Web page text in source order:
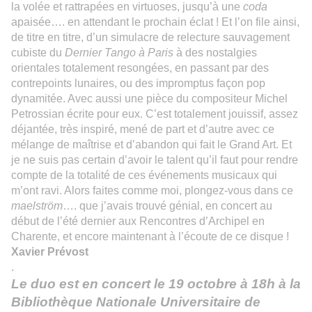
la volée et rattrapées en virtuoses, jusqu’à une coda
apaisée…. en attendant le prochain éclat ! Et l’on file ainsi,
de titre en titre, d’un simulacre de relecture sauvagement
cubiste du Dernier Tango à Paris à des nostalgies
orientales totalement resongées, en passant par des
contrepoints lunaires, ou des impromptus façon pop
dynamitée. Avec aussi une pièce du compositeur Michel
Petrossian écrite pour eux. C’est totalement jouissif, assez
déjantée, très inspiré, mené de part et d’autre avec ce
mélange de maîtrise et d’abandon qui fait le Grand Art. Et
je ne suis pas certain d’avoir le talent qu’il faut pour rendre
compte de la totalité de ces événements musicaux qui
m’ont ravi. Alors faites comme moi, plongez-vous dans ce
maelström…. que j’avais trouvé génial, en concert au
début de l’été dernier aux Rencontres d’Archipel en
Charente, et encore maintenant à l’écoute de ce disque !
Xavier Prévost
.
Le duo est en concert le 19 octobre à 18h à la
Bibliothèque Nationale Universitaire de